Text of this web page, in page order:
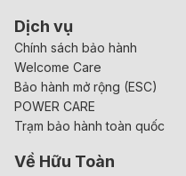
Dịch vụ
Chính sách bảo hành
Welcome Care
Bảo hành mở rộng (ESC)
POWER CARE
Trạm bảo hành toàn quốc
Về Hữu Toàn